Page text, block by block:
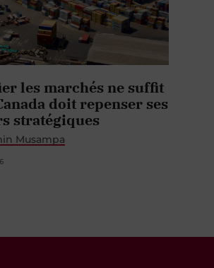
les marchés ne suffit
doit repenser ses
stratégiques
Musampa